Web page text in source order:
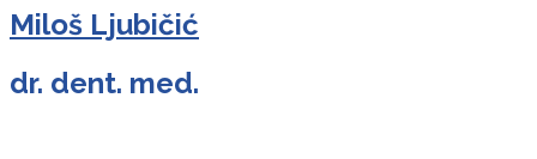
Miloš Ljubičić
dr. dent. med.